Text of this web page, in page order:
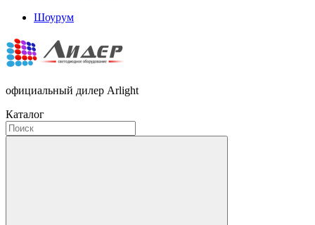
Шоурум
официальный дилер Arlight
Каталог